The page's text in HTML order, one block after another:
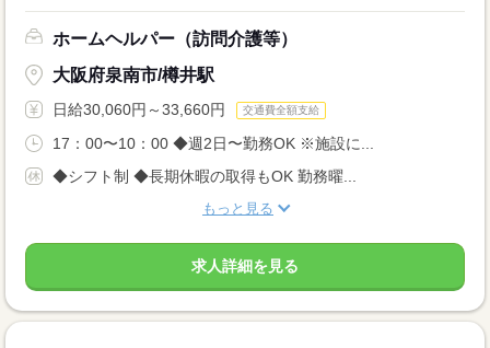
ホームヘルパー（訪問介護等）
大阪府泉南市/樽井駅
日給30,060円～33,660円 交通費全額支給
17：00〜10：00 ◆週2日〜勤務OK ※施設に...
◆シフト制 ◆長期休暇の取得もOK 勤務曜...
もっと見る
求人詳細を見る